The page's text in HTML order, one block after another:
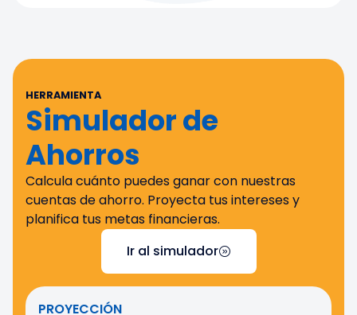
HERRAMIENTA
Simulador de
Ahorros
Calcula cuánto puedes ganar con nuestras
cuentas de ahorro. Proyecta tus intereses y
planifica tus metas financieras.
Ir al simulador
PROYECCIÓN